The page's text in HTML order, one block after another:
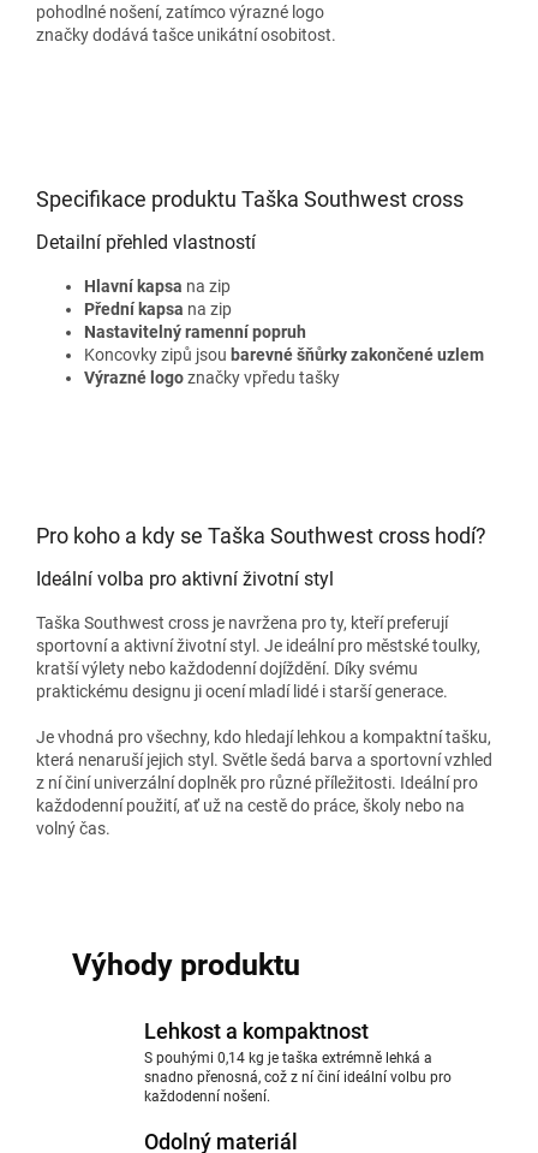
pohodlné nošení, zatímco výrazné logo
značky dodává tašce unikátní osobitost.
Specifikace produktu Taška Southwest cross
Detailní přehled vlastností
Hlavní kapsa na zip
Přední kapsa na zip
Nastavitelný ramenní popruh
Koncovky zipů jsou barevné šňůrky zakončené uzlem
Výrazné logoznačky vpředu tašky
Pro koho a kdy se Taška Southwest cross hodí?
Ideální volba pro aktivní životní styl
Taška Southwest cross je navržena pro ty, kteří preferují
sportovní a aktivní životní styl. Je ideální pro městské toulky,
kratší výlety nebo každodenní dojíždění. Díky svému
praktickému designu ji ocení mladí lidé i starší generace.
Je vhodná pro všechny, kdo hledají lehkou a kompaktní tašku,
která nenaruší jejich styl. Světle šedá barva a sportovní vzhled
z ní činí univerzální doplněk pro různé příležitosti. Ideální pro
každodenní použití, ať už na cestě do práce, školy nebo na
volný čas.
Výhody produktu
Lehkost a kompaktnost
S pouhými 0,14 kg je taška extrémně lehká a
snadno přenosná, což z ní činí ideální volbu pro
každodenní nošení.
Odolný materiál